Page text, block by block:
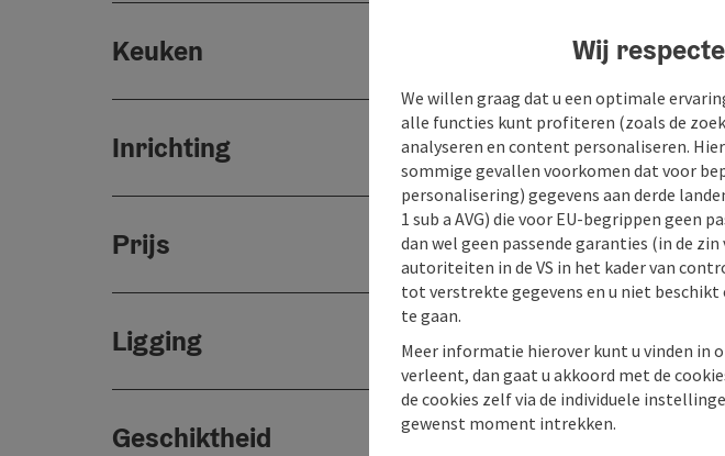
Keuken
Inrichting
Prijs
Ligging
Geschiktheid
Wij
We willen graag dat u een optimale
alle functies kunt profiteren (zoals de
analyseren en content personaliseren.
sommige gevallen voorkomen dat voor
personalisering) gegevens aan derde
1 sub a AVG) die voor EU-begrippen geen
dan wel geen passende garanties (in de
autoriteiten in de VS in het kader van
tot verstrekte gegevens en u niet
te gaan.
Meer informatie hierover kunt u vinden in
verleent, dan gaat u akkoord met de
de cookies zelf via de individuele
gewenst moment intrekken.